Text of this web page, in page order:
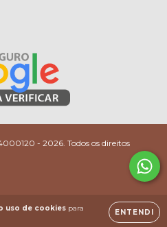
uso de cookies para
ENTENDI
- 2026. Todos os direitos